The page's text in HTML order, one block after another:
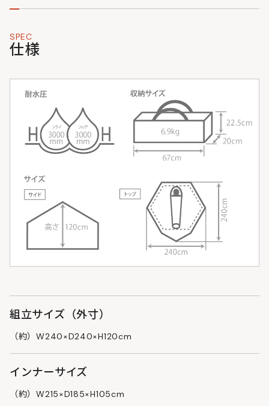
SPEC
仕様
組立サイズ（外寸）
（約）W240×D240×H120cm
インナーサイズ
（約）W215×D185×H105cm